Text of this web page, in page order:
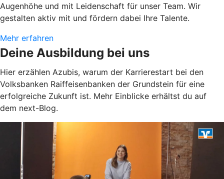
Augenhöhe und mit Leidenschaft für unser Team. Wir
gestalten aktiv mit und fördern dabei Ihre Talente.
Mehr erfahren
Deine Ausbildung bei uns
Hier erzählen Azubis, warum der Karrierestart bei den
Volksbanken Raiffeisenbanken der Grundstein für eine
erfolgreiche Zukunft ist. Mehr Einblicke erhältst du auf
dem next-Blog.